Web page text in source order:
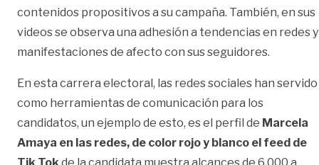
contenidos propositivos a su campaña. También, en sus
videos se observa una adhesión a tendencias en redes y
manifestaciones de afecto con sus seguidores.
En esta carrera electoral, las redes sociales han servido
como herramientas de comunicación para los
candidatos, un ejemplo de esto, es el perfil de Marcela
Amaya en las redes, de color rojo y blanco el feed de